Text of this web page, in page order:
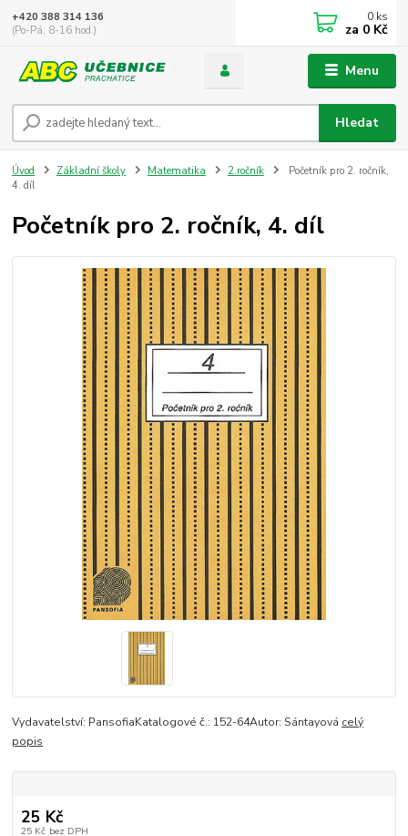
Menu
Hledat
+420 388 314 136
(Po-Pá, 8-16 hod.)
0 ks
za 0 Kč
Úvod Základní školy Matematika 2.ročník
Početník pro 2. ročník,
4. díl
Početník pro 2. ročník, 4. díl
Vydavatelství: PansofiaKatalogové č.: 152-64Autor: Sántayová celý
popis
25 Kč
25 Kč bez DPH